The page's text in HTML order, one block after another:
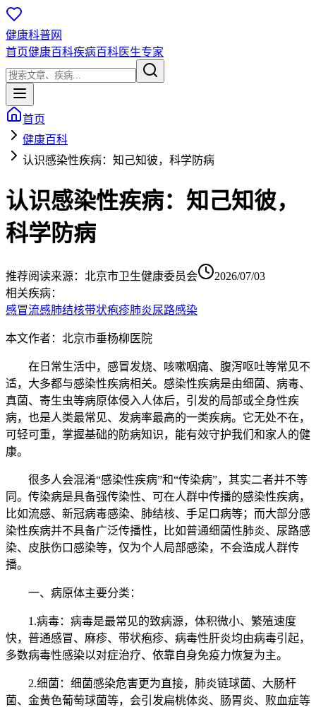
健康科普网
首页健康百科疾病百科医生专家
首页
健康百科
认识感染性疾病：知己知彼，科学防病
认识感染性疾病：知己知彼，
科学防病
推荐阅读来源： 北京市卫生健康委员会
2026/07/03
相关疾病：
感冒流感肺结核带状疱疹肺炎尿路感染
本文作者：​北京市垂杨柳医院
在日常生活中，感冒发烧、咳嗽咽痛、腹泻呕吐等常见不
适，大多都与感染性疾病相关。感染性疾病是由细菌、病毒、
真菌、寄生虫等病原体侵入人体后，引发的局部或全身性疾
病，也是人类最常见、发病率最高的一类疾病。它无处不在，
可轻可重，掌握基础的防病知识，能有效守护我们和家人的健
康。
很多人会混淆“感染性疾病”和“传染病”，其实二者并不等
同。传染病是具备强传染性、可在人群中传播的感染性疾病，
比如流感、新冠病毒感染、肺结核、手足口病等；而大部分感
染性疾病并不具备广泛传播性，比如普通细菌性肺炎、尿路感
染、皮肤伤口感染等，仅为个人局部感染，不会造成人群传
播。
一、病原体主要分类：
1.病毒：病毒是最常见的致病源，体积微小、繁殖速度
快，普通感冒、麻疹、带状疱疹、病毒性肝炎均由病毒引起，
多数病毒性感染以对症治疗、依靠自身免疫力恢复为主。
2.细菌：细菌感染危害更为直接，肺炎链球菌、大肠杆
菌、金黄色葡萄球菌等，会引发扁桃体炎、肠胃炎、败血症等